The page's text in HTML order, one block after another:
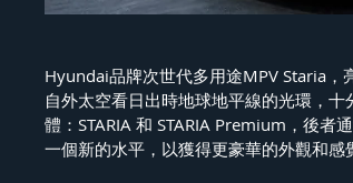
Hyundai品牌次世代多用途MPV Staria，
自外太空看日出時地球地平線的光環，
體：STARIA 和 STARIA Premium，後者
一個新的水平，以獲得更豪華的外觀和感